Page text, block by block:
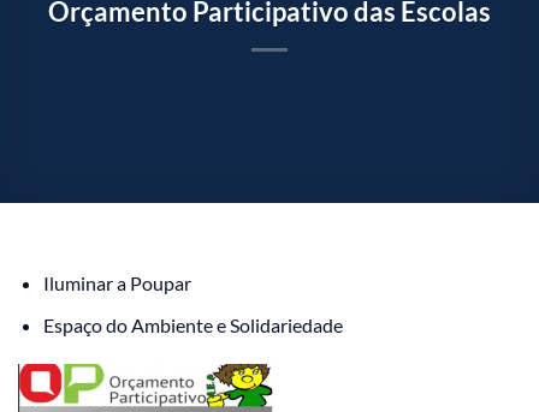
Orçamento Participativo das Escolas
Iluminar a Poupar
Espaço do Ambiente e Solidariedade